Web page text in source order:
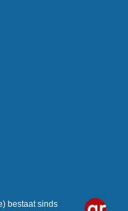
bestaat sinds